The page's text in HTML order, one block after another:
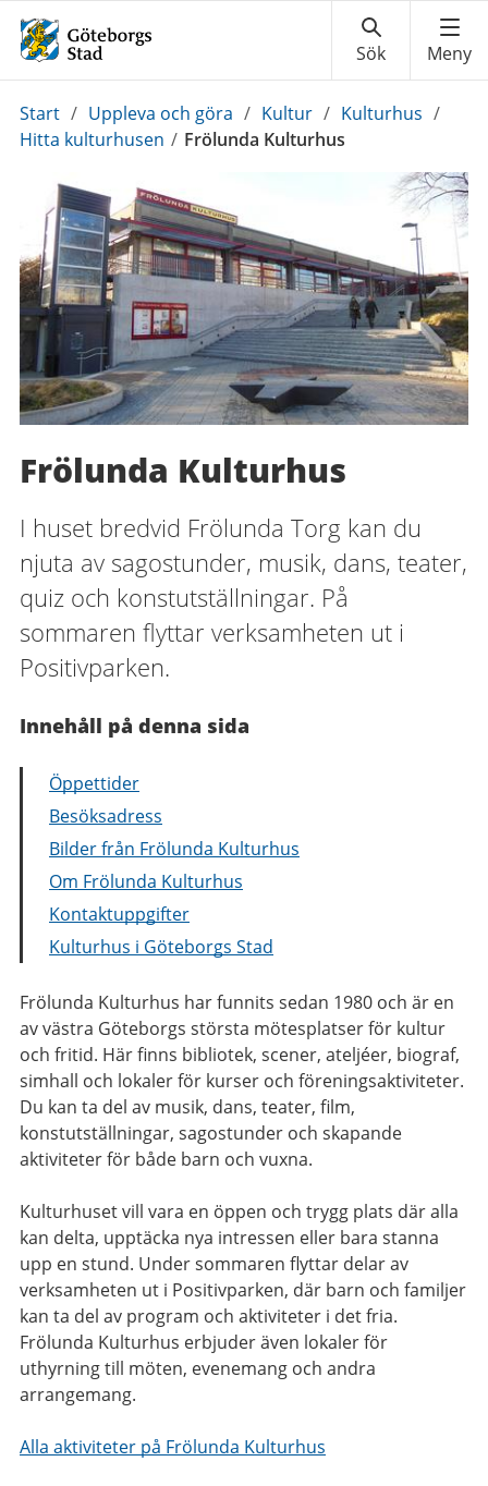
Du
är
Start / Uppleva och göra / Kultur / Kulturhus /
Hitta kulturhusen / Frölunda Kulturhus
Frölunda Kulturhus
I huset bredvid Frölunda Torg kan du
njuta av sagostunder, musik, dans, teater,
quiz och konstutställningar. På
sommaren flyttar verksamheten ut i
Positivparken.
Innehåll på denna sida
Öppettider
Besöksadress
Bilder från Frölunda Kulturhus
Om Frölunda Kulturhus
Kontaktuppgifter
Kulturhus i Göteborgs Stad
Frölunda Kulturhus har funnits sedan 1980 och är en
av västra Göteborgs största mötesplatser för kultur
och fritid. Här finns bibliotek, scener, ateljéer, biograf,
simhall och lokaler för kurser och föreningsaktiviteter.
Du kan ta del av musik, dans, teater, film,
konstutställningar, sagostunder och skapande
aktiviteter för både barn och vuxna.
Kulturhuset vill vara en öppen och trygg plats där alla
kan delta, upptäcka nya intressen eller bara stanna
upp en stund. Under sommaren flyttar delar av
verksamheten ut i Positivparken, där barn och familjer
kan ta del av program och aktiviteter i det fria.
Frölunda Kulturhus erbjuder även lokaler för
uthyrning till möten, evenemang och andra
arrangemang.
Alla aktiviteter på Frölunda Kulturhus